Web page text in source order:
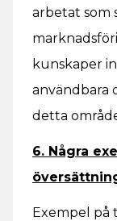
arbetat som
kunskaper
användbara
detta
6. Några
Exempel på